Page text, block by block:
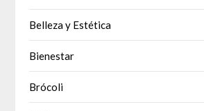
Belleza y Estética
Bienestar
Brócoli